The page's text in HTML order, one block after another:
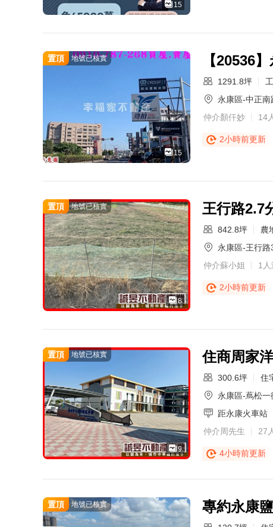
15
置頂 地號已核實
15
【20536
1291.8坪
永康區-中正南
仲介顏仟妙
14
2小時前更新
置頂 地號已核實
8
王行路2.7
842.8坪 農
永康區-王行路
仲介蘇小姐
1人
2小時前更新
置頂 地號已核實
9
住商周家
300.6坪 住
永康區-蔦松一
距永康火車站
仲介周先生
27
4小時前更新
置頂 地號已核實 專約永康